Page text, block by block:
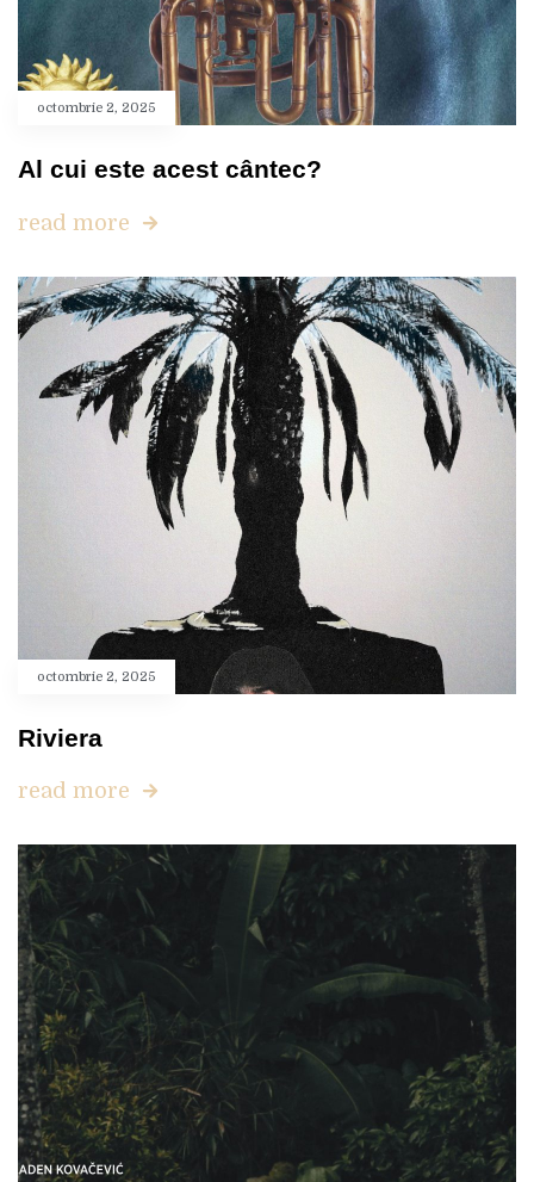
octombrie 2, 2025
Al cui este acest cântec?
read more
octombrie 2, 2025
Riviera
read more